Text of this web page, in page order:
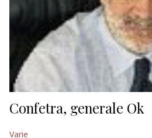
Confetra, generale Ok
Varie